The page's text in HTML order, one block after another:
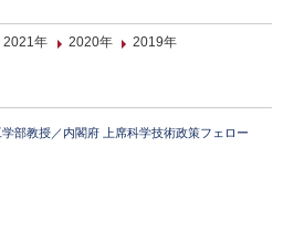
2021年 2020年 2019年
部教授／内閣府 上席科学技術政策フェロー